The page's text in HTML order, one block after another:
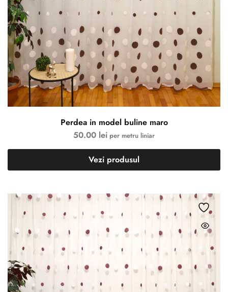
Perdea in model buline maro
50.00 lei per metru liniar
Vezi produsul